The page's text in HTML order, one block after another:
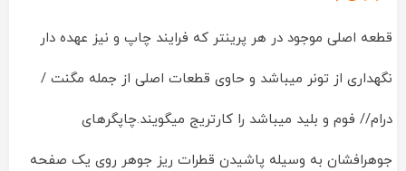
قطعه اصلی موجود در هر پرینتر که فرایند چاپ و نیز عهده دار
نگهداری از تونر میباشد و حاوی قطعات اصلی از جمله مگنت /
درام// فوم و بلید میباشد را کارتریج میگویند.چاپگرهای
جوهرافشان به وسیله پاشیدن قطرات ریز جوهر روی یک صفحه